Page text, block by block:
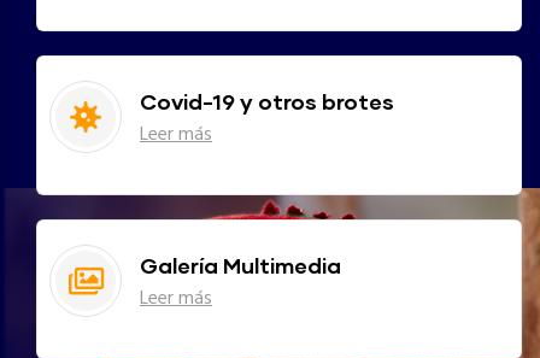
Covid-19 y otros brotes
Leer más
Galería Multimedia
Leer más